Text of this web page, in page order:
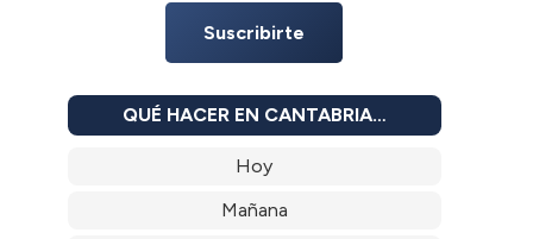
Suscribirte
QUÉ HACER EN CANTABRIA…
Hoy
Mañana